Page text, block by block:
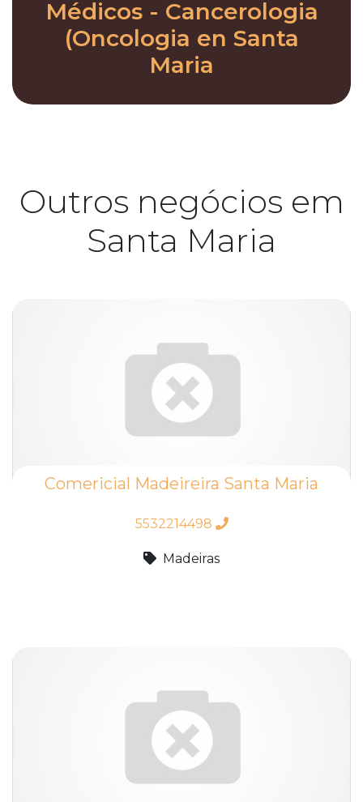
Médicos - Cancerologia
(Oncologia en Santa
Maria
Outros negócios em
Santa Maria
Comericial Madeireira Santa Maria
5532214498
Madeiras